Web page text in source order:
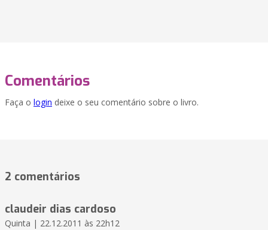
Comentários
Faça o login deixe o seu comentário sobre o livro.
2 comentários
claudeir dias cardoso
Quinta | 22.12.2011 às 22h12